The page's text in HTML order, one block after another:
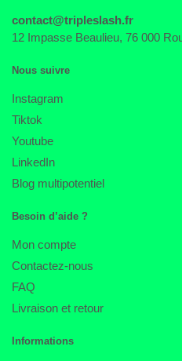
contact@tripleslash.fr
12 Impasse Beaulieu, 76 000
Nous suivre
Instagram
Tiktok
Youtube
LinkedIn
Blog multipotentiel
Besoin d’aide ?
Mon compte
Contactez-nous
FAQ
Livraison et retour
Informations